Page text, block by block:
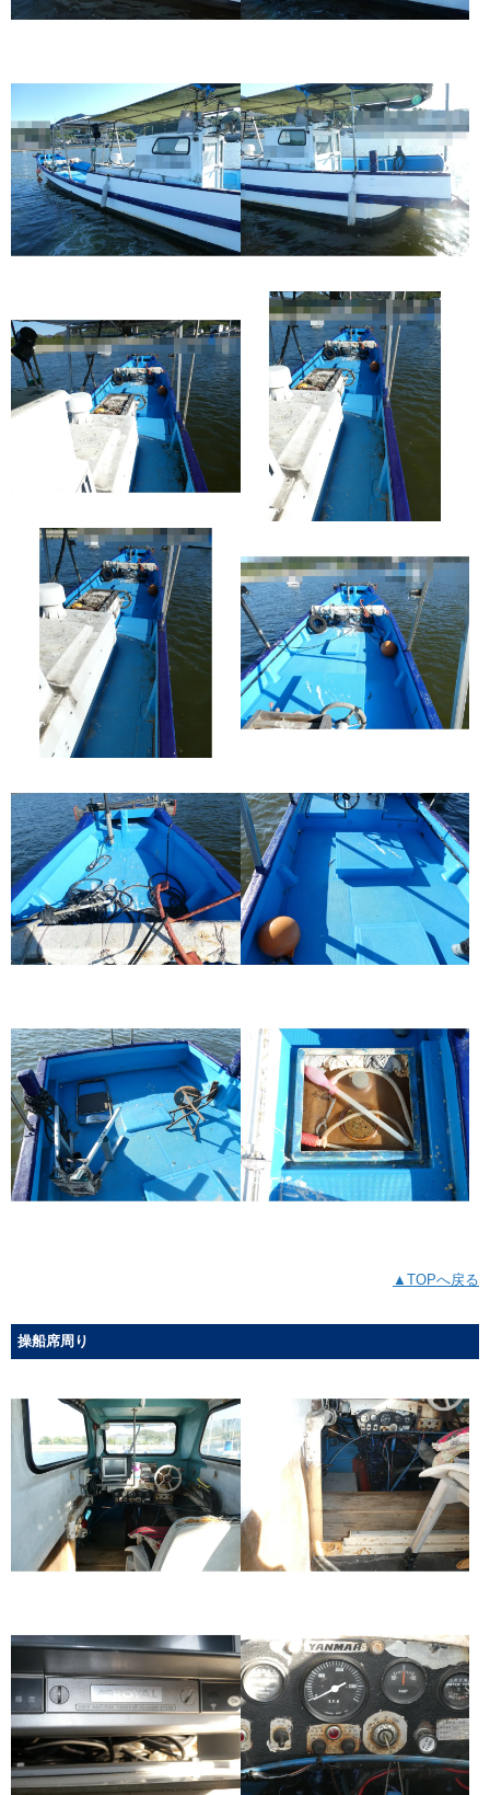
▲TOPへ戻る
操船席周り